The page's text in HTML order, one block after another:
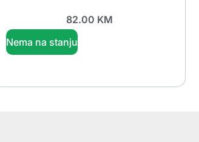
82.00 KM
Nema na stanju